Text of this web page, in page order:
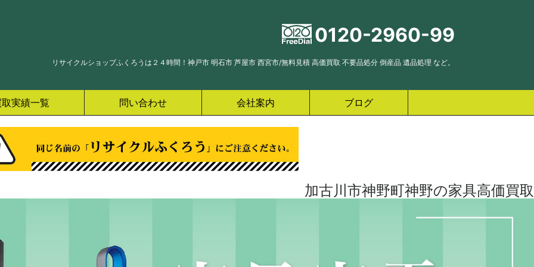
0120-2960-99
リサイクルショップふくろうは２４時間！神戸市 明石市 芦屋市 西宮市/無料見積 高価買取 不要品処分 倒産品 遺品処理 など。
実績一覧 問い合わせ 会社案内 ブログ
加古川市神野町神野の家具高価買取